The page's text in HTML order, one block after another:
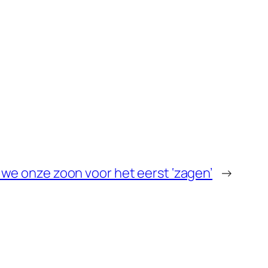
onze zoon voor het eerst ‘zagen’ →